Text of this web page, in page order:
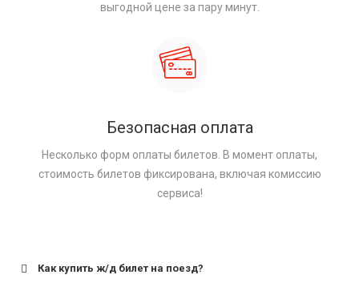
выгодной цене за пару минут.
Безопасная оплата
Несколько форм оплаты билетов. В момент оплаты,
стоимость билетов фиксирована, включая комиссию
сервиса!
Как купить ж/д билет на поезд?